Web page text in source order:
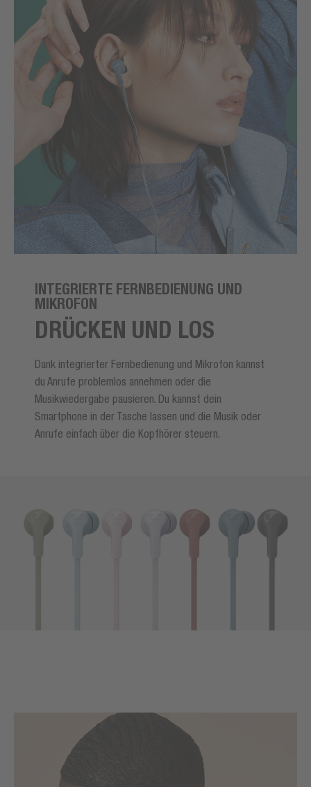
INTEGRIERTE FERNBEDIENUNG UND
MIKROFON
DRÜCKEN UND LOS
Dank integrierter Fernbedienung und Mikrofon kannst
du Anrufe problemlos annehmen oder die
Musikwiedergabe pausieren. Du kannst dein
Smartphone in der Tasche lassen und die Musik oder
Anrufe einfach über die Kopfhörer steuern.